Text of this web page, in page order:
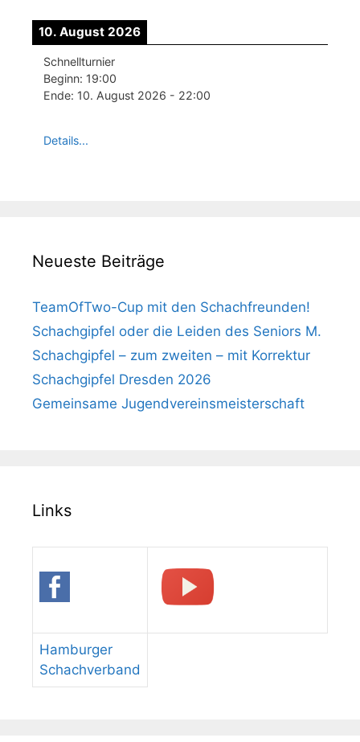
10. August 2026
Schnellturnier
Beginn: 19:00
Ende: 10. August 2026 - 22:00
Details...
Neueste Beiträge
TeamOfTwo-Cup mit den Schachfreunden!
Schachgipfel oder die Leiden des Seniors M.
Schachgipfel – zum zweiten – mit Korrektur
Schachgipfel Dresden 2026
Gemeinsame Jugendvereinsmeisterschaft
Links
Hamburger
Schachverband